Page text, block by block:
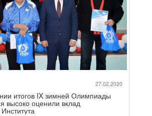
27.02.2020
итогов IX зимней Олимпиады
высоко оценили вклад